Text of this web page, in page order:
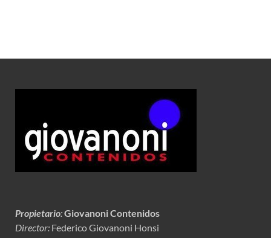
Propietario:Giovanoni Contenidos
Director: Federico Giovanoni Honsi